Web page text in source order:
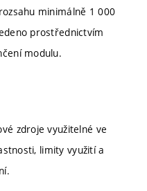
minimálně 1 000
prostřednictvím
modulu.
zdroje využitelné ve
limity využití a